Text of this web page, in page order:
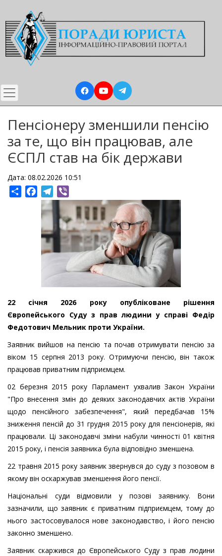
до
основного
вмісту
Пенсіонеру зменшили пенсію
за те, що він працював, але
ЄСПЛ став на бік держави
Дата: 08.02.2026 10:51
ShareFacebookTelegram
22 січня 2026 року опубліковане рішення
Європейського Суду з прав людини у справі Федір
Федотович Мельник проти України.
Заявник вийшов на пенсію та почав отримувати пенсію за
віком 15 серпня 2013 року. Отримуючи пенсію, він також
працював приватним підприємцем.
02 березня 2015 року Парламент ухвалив Закон України
"Про внесення змін до деяких законодавчих актів України
щодо пенсійного забезпечення", який передбачав 15%
зниження пенсій до 31 грудня 2015 року для пенсіонерів, які
працювали. Ці законодавчі зміни набули чинності 01 квітня
2015 року, і пенсія заявника була відповідно зменшена.
22 травня 2015 року заявник звернувся до суду з позовом в
якому він оскаржував зменшення його пенсії.
Національні суди відмовили у позові заявнику. Вони
зазначили, що заявник є приватним підприємцем, тому до
нього застосовувалося нове законодавство, і його пенсію
законно зменшено.
Заявник скаржився до Європейського Суду з прав людини